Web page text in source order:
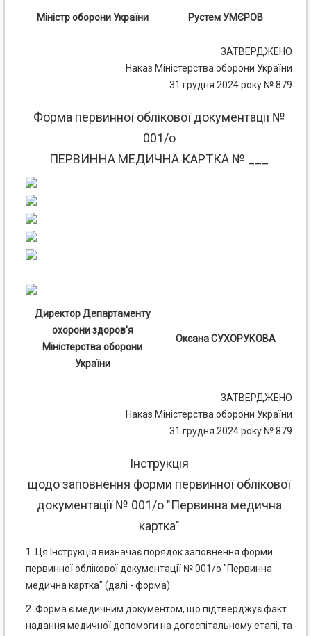
Міністр оборони України Рустем УМЄРОВ
ЗАТВЕРДЖЕНО
Наказ Міністерства оборони України
31 грудня 2024 року № 879
Форма первинної облікової документації №
001/о
ПЕРВИННА МЕДИЧНА КАРТКА № ___
Директор Департаменту
охорони здоров'я
Міністерства оборони
України
Оксана СУХОРУКОВА
ЗАТВЕРДЖЕНО
Наказ Міністерства оборони України
31 грудня 2024 року № 879
Інструкція
щодо заповнення форми первинної облікової
документації № 001/о "Первинна медична
картка"
1. Ця Інструкція визначає порядок заповнення форми
первинної облікової документації № 001/о "Первинна
медична картка" (далі - форма).
2. Форма є медичним документом, що підтверджує факт
надання медичної допомоги на догоспітальному етапі, та